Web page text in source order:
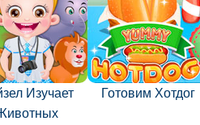
Изучает
Готовим Хотдог